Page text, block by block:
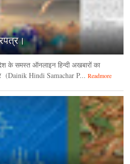
के समस्त ऑनलाइन हिन्दी अखबारों का
(Dainik Hindi Samachar P... Readmore